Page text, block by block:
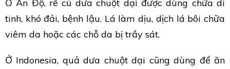
Ở Ấn Độ, rễ củ dưa chuột dại được dùng chữa di
tinh, khó đải, bệnh lậu. Lá làm dịu, dịch lá bôi chữa
viêm da hoặc các chỗ da bị trầy sát.
Ở Indonesia, quả dưa chuột dại cũng dùng để ăn